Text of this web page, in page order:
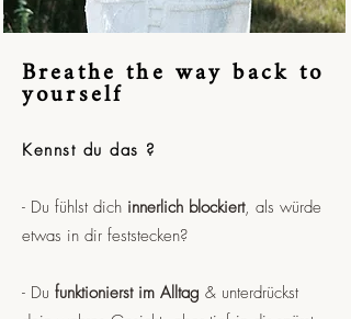
Breathe the way back to
yourself
Kennst du das ?
- Du fühlst dich innerlich blockiert, als würde
etwas in dir feststecken?
- Du funktionierst im Alltag & unterdrückst